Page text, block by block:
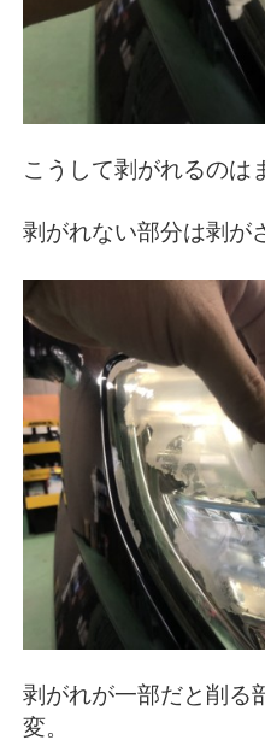
こうして剥がれるのは
剥がれない部分は剥が
剥がれが一部だと削る
変。